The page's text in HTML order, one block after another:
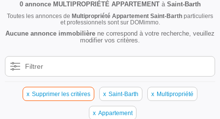
0 annonce MULTIPROPRIÉTÉ APPARTEMENTà Saint-Barth
Toutes les annonces de Multipropriété Appartement Saint-Barth particuliers
et professionnels sont sur DOMimmo.
Aucune annonce immobilière ne correspond à votre recherche, veuillez
modifier vos critères.
Filtrer
x Supprimer les critères x Saint-Barth x Multipropriété
x Appartement